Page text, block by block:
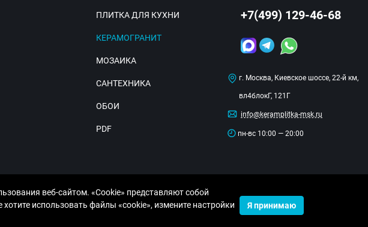
ПЛИТКА ДЛЯ КУХНИ
КЕРАМОГРАНИТ
МОЗАИКА
САНТЕХНИКА
ОБОИ
PDF
+7(499) 129-46-68
г. Москва, Киевское шоссе, 22-й км,
вл4блокГ, 121Г
info@keramplitka-msk.ru
пн-вс 10:00 — 20:00
веб-сайтом. «Cookie» представляют собой
использовать файлы «cookie», измените настройки
Я принимаю